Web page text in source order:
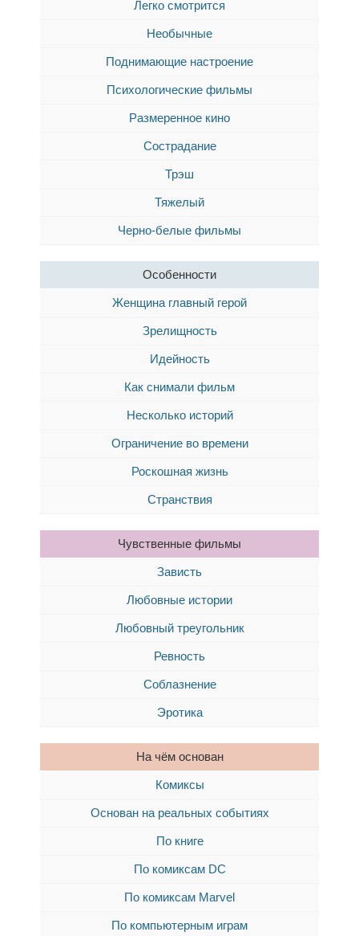
Легко смотрится
Необычные
Поднимающие настроение
Психологические фильмы
Размеренное кино
Сострадание
Трэш
Тяжелый
Черно-белые фильмы
Особенности
Женщина главный герой
Зрелищность
Идейность
Как снимали фильм
Несколько историй
Ограничение во времени
Роскошная жизнь
Странствия
Чувственные фильмы
Зависть
Любовные истории
Любовный треугольник
Ревность
Соблазнение
Эротика
На чём основан
Комиксы
Основан на реальных событиях
По книге
По комиксам DC
По комиксам Marvel
По компьютерным играм